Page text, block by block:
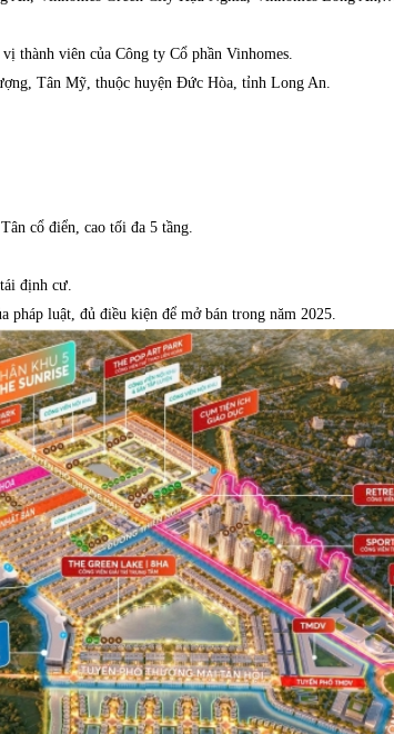
thành viên của Công ty Cổ phần Vinhomes.
Tân Mỹ, thuộc huyện Đức Hòa, tỉnh Long An.
cổ điển, cao tối đa 5 tầng.
định cư.
luật, đủ điều kiện để mở bán trong năm 2025.